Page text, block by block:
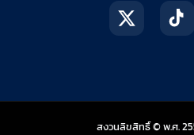
สงวนลิขสิทธิ์ © พ.ศ.